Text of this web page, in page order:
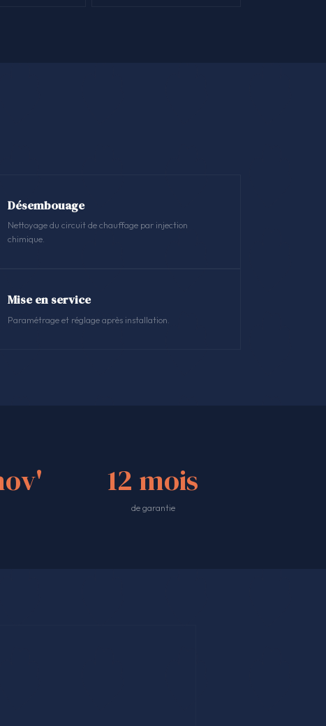
Désembouage
Nettoyage du circuit de chauffage par injection
chimique.
Mise en service
Paramétrage et réglage après installation.
12 mois
de garantie